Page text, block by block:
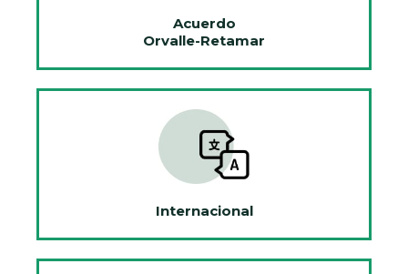
Acuerdo
Orvalle-Retamar
Internacional